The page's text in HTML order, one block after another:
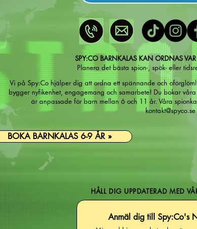
SPY:CO BARNKALAS KAN ORDNAS
Planera det bästa spion-, spök- eller
Vi på Spy:Co hjälper dig att ordna ett spännande och
bygger nyfikenhet, engagemang och samarbete! Du bokar
är anpassade för barn mellan 6 och 11 år. Våra
kontakt@spyco.se
BOKA BARNKALAS 6-9 ÅR »
HÅLL DIG UPPDATERAD MED
Anmäl dig till Spy:Co's